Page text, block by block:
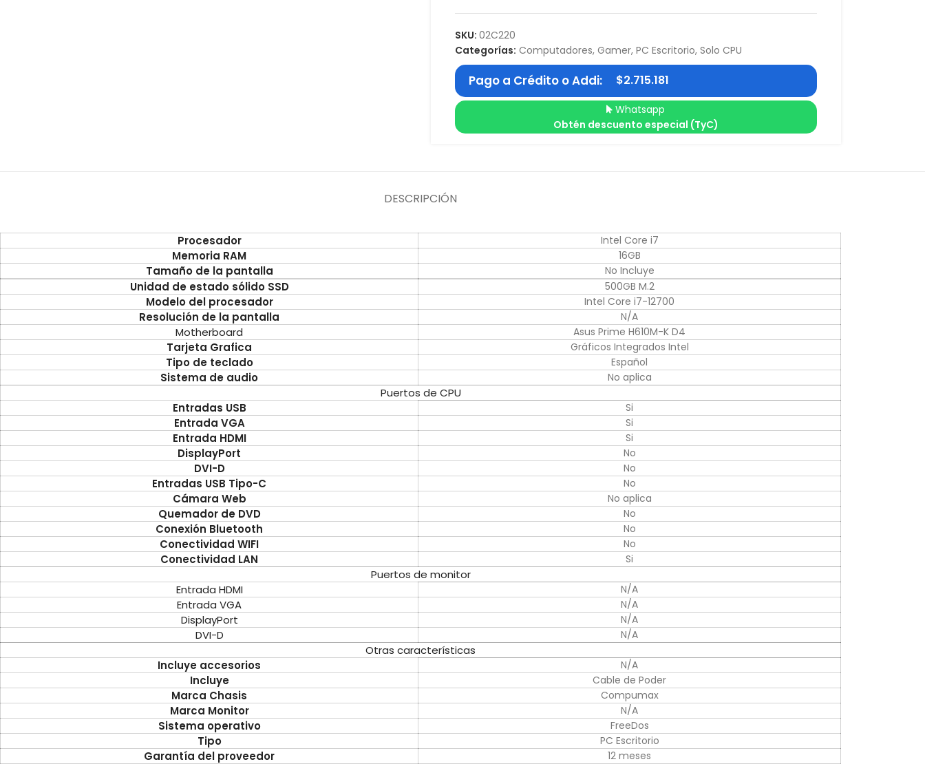
SKU: 02C220
Categorías: Computadores, Gamer, PC Escritorio, Solo CPU
Pago a Crédito o Addi: $2.715.181
Whatsapp
Obtén descuento especial (TyC)
DESCRIPCIÓN
Procesador Intel Core i7
Memoria RAM 16GB
Tamaño de la pantalla No Incluye
Unidad de estado sólido SSD 500GB M.2
Modelo del procesador Intel Core i7-12700
Resolución de la pantalla N/A
Motherboard Asus Prime H610M-K D4
Tarjeta Grafica Gráficos Integrados Intel
Tipo de teclado Español
Sistema de audio No aplica
Puertos de CPU
Entradas USB
Si
Entrada VGA Si
Entrada HDMI Si
DisplayPort No
DVI-D No
Entradas USB Tipo-C No
Cámara Web No aplica
Quemador de DVD No
Conexión Bluetooth No
Conectividad WIFI No
Conectividad LAN Si
Puertos de monitor
Entrada HDMI
N/A
Entrada VGA N/A
DisplayPort N/A
DVI-D N/A
Otras características
Incluye accesorios
N/A
Incluye Cable de Poder
Marca Chasis Compumax
Marca Monitor N/A
Sistema operativo FreeDos
Tipo PC Escritorio
Garantía del proveedor 12 meses